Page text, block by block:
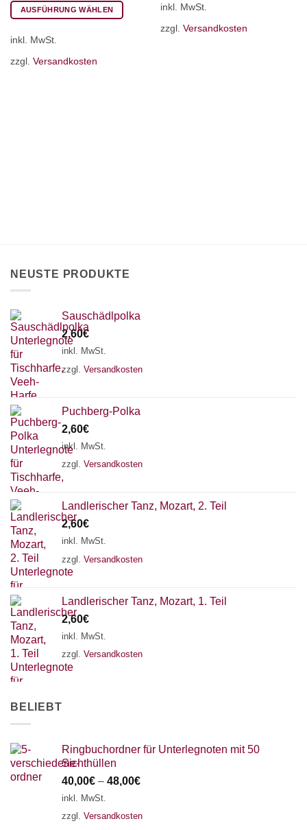
AUSFÜHRUNG WÄHLEN
Produkt
mehrere
inkl. MwSt.
zzgl. Versandkosten
Produkt
mehrere
inkl. MwSt.
zzgl. Versandkosten
NEUSTE PRODUKTE
Sauschädlpolka
2,60€
inkl. MwSt.
zzgl. Versandkosten
Puchberg-Polka
2,60€
inkl. MwSt.
zzgl. Versandkosten
Landlerischer Tanz, Mozart, 2. Teil
2,60€
inkl. MwSt.
zzgl. Versandkosten
Landlerischer Tanz, Mozart, 1. Teil
2,60€
inkl. MwSt.
zzgl. Versandkosten
BELIEBT
Ringbuchordner für Unterlegnoten mit 50
Sichthüllen
40,00€ – 48,00€
inkl. MwSt.
zzgl. Versandkosten